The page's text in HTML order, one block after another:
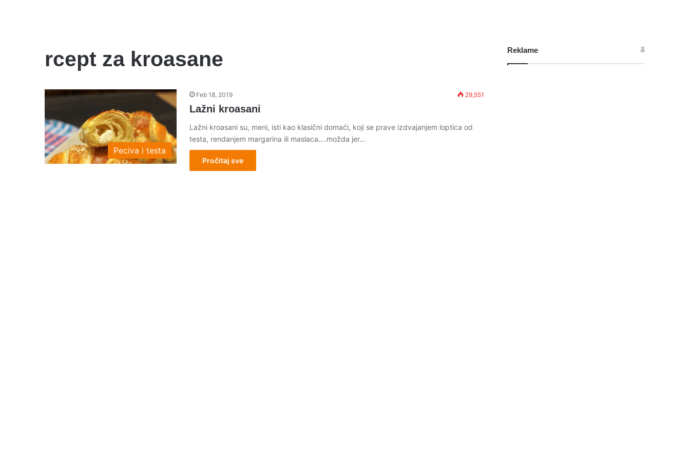
rcept za kroasane
Peciva i testa
Feb 18, 2019 29,551
Lažni kroasani
Lažni kroasani su, meni, isti kao klasični domaći, koji se prave izdvajanjem loptica od
testa, rendanjem margarina ili maslaca….možda jer…
Pročitaj sve
Reklame